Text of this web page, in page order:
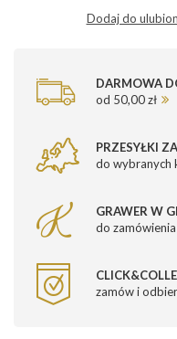
Dodaj do
DARMOWA
od 50,00 zł
PRZESYŁKI
do wybranych
GRAWER W
do zamówienia
zamów i